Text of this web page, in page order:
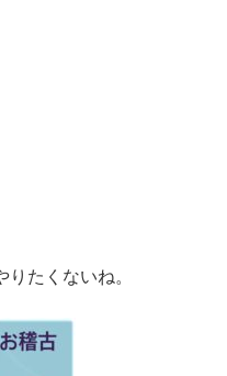
たくないね。